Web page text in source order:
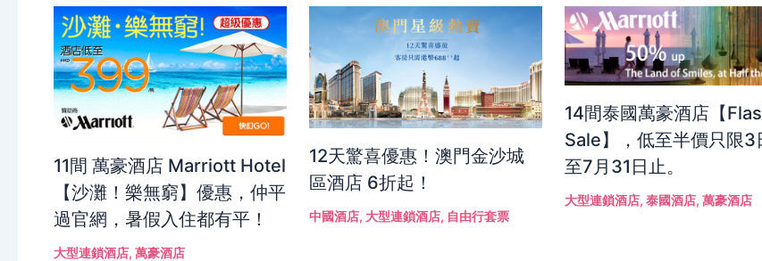
11間 萬豪酒店 Marriott Hotel
【沙灘！樂無窮】優惠，仲平
過官網，暑假入住都有平！
大型連鎖酒店, 萬豪酒店
12天驚喜優惠！澳門金沙城
區酒店 6折起！
中國酒店, 大型連鎖酒店, 自由行套票
14間泰國萬豪酒店【
Sale】，低至半價只限3
至7月31日止。
大型連鎖酒店, 泰國酒店, 萬豪酒店